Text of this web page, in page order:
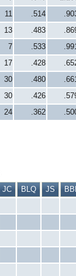
11 .514
13 .483
7 .533
17 .428
30 .480
30 .426
24 .362
JC BLQ JS